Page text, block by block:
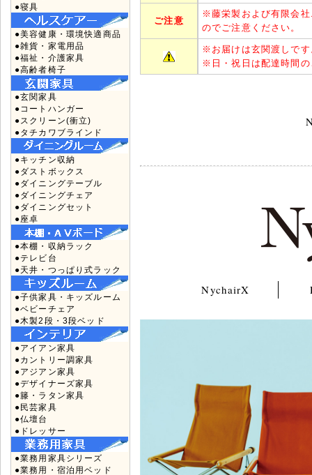
●寝具
●美容健康・環境快適商品
●雑貨・家電用品
●福祉・介護家具
●高齢者椅子
●玄関家具
●コートハンガー
●スクリーン(衝立)
●タチカワブラインド
●キッチン収納
●ダストボックス
●ダイニングテーブル
●ダイニングチェア
●ダイニングセット
●座卓
●本棚・収納ラック
●テレビ台
●天井・つっぱり式ラック
●子供家具・キッズルーム
●ベビーチェア
●木製2段・3段ベッド
●アイアン家具
●カントリー調家具
●アジアン家具
●デザイナーズ家具
●籐・ラタン家具
●民芸家具
●仏壇台
●ドレッサー
●業務用家具シリーズ
●業務用・宿泊用ベッド
ご注意
※藤栄製および有限会
のでご注意ください。
※ お届けは玄関渡しで
※ 日・祝日は配達時間
NychairX